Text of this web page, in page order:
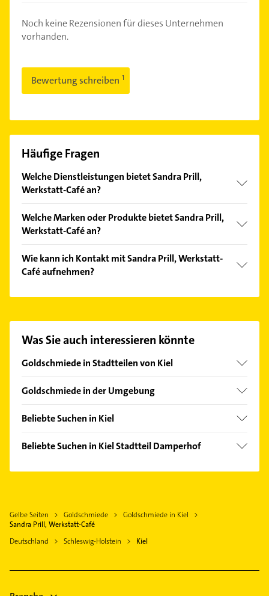
Noch keine Rezensionen für dieses Unternehmen
vorhanden.
Bewertung schreiben
Häufige Fragen
Welche Dienstleistungen bietet Sandra Prill,
Werkstatt-Café an?
Frühstück, Goldschmiede, Kuchen und Mittagstisch.
Welche Marken oder Produkte bietet Sandra Prill,
Werkstatt-Café an?
Schmuck und Trauringe.
Wie kann ich Kontakt mit Sandra Prill, Werkstatt-
Café aufnehmen?
Hier finden Sie alleKontaktdaten
Was Sie auch interessieren könnte
Goldschmiede in Stadtteilen von Kiel
Altstadt
Goldschmiede in der Umgebung
Plön
Neumünster
Beliebte Suchen in Kiel
Rohrreinigung
Putzfrau
Hausarzt
Allgemeinarzt
Kanalreinigung
Elektroinstallation
Beliebte Suchen in Kiel Stadtteil Damperhof
Physiotherapie
Zahnarzt
Gelbe Seiten Goldschmiede
Goldschmiede in Kiel
Sandra Prill, Werkstatt-Café
Deutschland
Schleswig-Holstein Kiel